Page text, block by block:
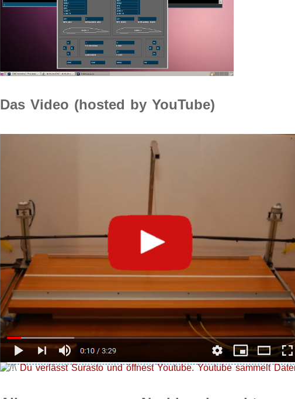
Das Video (hosted by YouTube)
Du verlässt Surasto und öffnest Youtube. Youtube sammelt